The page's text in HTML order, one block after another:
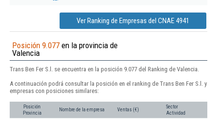
Ver Ranking de Empresas del CNAE 4941
Posición 9.077 en la provincia de
Valencia
Trans Ben Fer S.l. se encuentra en la posición 9.077 del Ranking de Valencia.
A continuación podrá consultar la posición en el ranking de Trans Ben Fer S.l. y
empresas con posiciones similares:
Posición
Provincia
Nombre de la empresa Ventas (€)
Sector
Actividad